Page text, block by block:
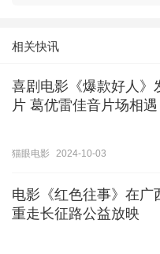
相关快讯
喜剧电影《爆款好人》
片 葛优雷佳音片场相遇
猫眼电影 2024-10-03
电影《红色往事》在广
重走长征路公益放映